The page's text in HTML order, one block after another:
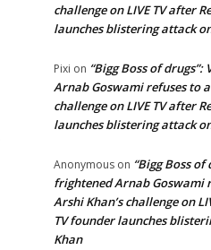
challenge on LIVE TV after
launches blistering attack
Pixi on “Bigg Boss of
Arnab Goswami refuses to
challenge on LIVE TV after
launches blistering attack
Anonymous on “Bigg Boss of
frightened Arnab Goswami
Arshi Khan’s challenge on
TV founder launches
Khan